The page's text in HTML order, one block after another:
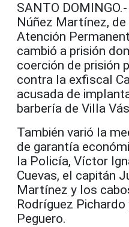
SANTO
Núñez Martínez,
Atención
cambió a prisión
coerción de prisión
contra la exfiscal
acusada de
barbería de Villa
También varió la
de garantía
la Policía, Víctor
Cuevas, el capitán
Martínez y los
Rodríguez
Peguero.